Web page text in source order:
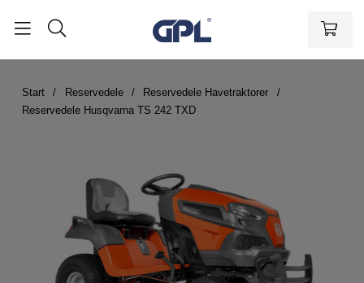
Start Reservedele
Reservedele Havetraktorer
Reservedele Husqvarna TS 242 TXD